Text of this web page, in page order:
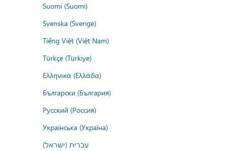
Suomi (Suomi)
Svenska (Sverige)
Tiếng Việt (Việt Nam)
Türkçe (Türkiye)
Ελληνικά (Ελλάδα)
Български (България)
Русский (Россия)
Українська (Україна)
עברית (ישראל)